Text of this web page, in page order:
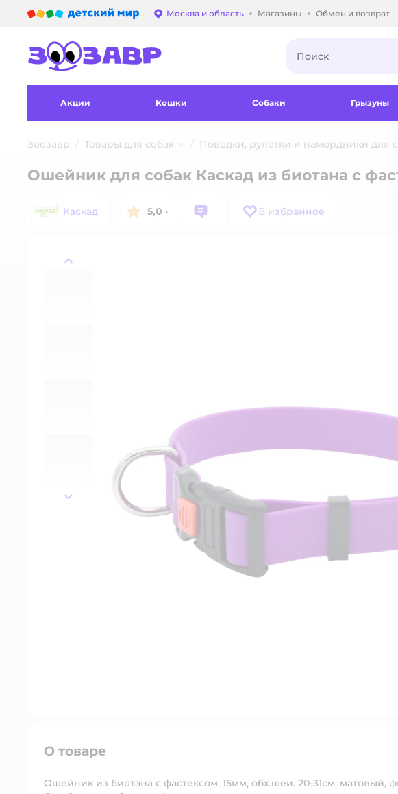
Выбор адреса доставки.
Москва и область Магазины Обмен и возврат
Акции Кошки Собаки Грызуны
Зоозавр Товары для собак Поводки, рулетки и намордники для
назад
далее
Ошейник для собак Каскад из биотана с
Каскад 5,0 · В избранное
О товаре
Ошейник из биотана с фастексом, 15мм, обх.шеи. 20-31см, матовый,